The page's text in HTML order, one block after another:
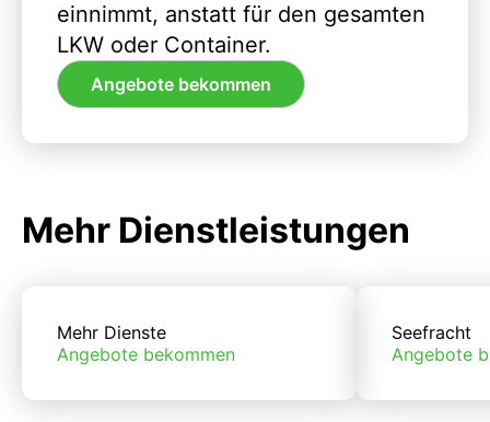
einnimmt, anstatt für den gesamten
LKW oder Container.
Angebote bekommen
Mehr Dienstleistungen
Mehr Dienste
Angebote bekommen
Seefracht
Angebote